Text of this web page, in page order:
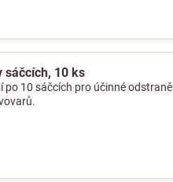
sáčcích, 10 ks
po 10 sáčcích pro účinné